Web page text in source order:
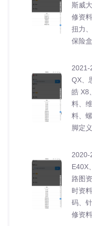
斯威
修资
扭力
保险盒
2021-
QX、
皓 X8
料、
料、
脚定义
2020-
E40X
路图
时资
码、
修资